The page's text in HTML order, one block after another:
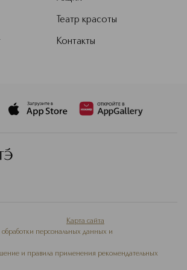
Театр красоты
Контакты
Карта сайта
персональных данных и
и правила применения рекомендательных